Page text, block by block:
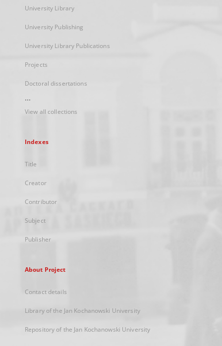
University Library
University Publishing
University Library Publications
Projects
Doctoral dissertations
...
View all collections
Indexes
Title
Creator
Contributor
Subject
Publisher
About Project
Contact details
Library of the Jan Kochanowski University
Repository of the Jan Kochanowski University